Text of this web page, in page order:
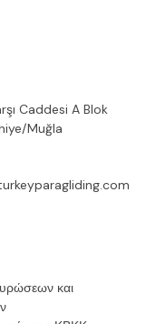
Caddesi A Blok
Muğla
και